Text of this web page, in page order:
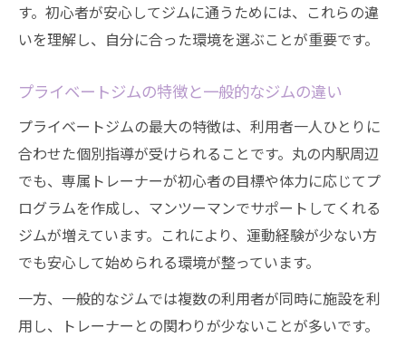
す。初心者が安心してジムに通うためには、これらの違
いを理解し、自分に合った環境を選ぶことが重要です。
プライベートジムの特徴と一般的なジムの違い
プライベートジムの最大の特徴は、利用者一人ひとりに
合わせた個別指導が受けられることです。丸の内駅周辺
でも、専属トレーナーが初心者の目標や体力に応じてプ
ログラムを作成し、マンツーマンでサポートしてくれる
ジムが増えています。これにより、運動経験が少ない方
でも安心して始められる環境が整っています。
一方、一般的なジムでは複数の利用者が同時に施設を利
用し、トレーナーとの関わりが少ないことが多いです。